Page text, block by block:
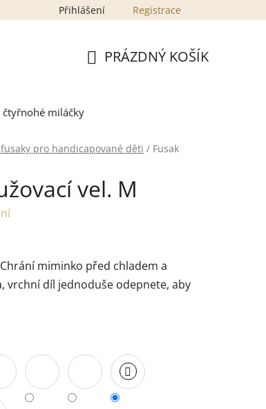
Přihlášení Registrace
PRÁZDNÝ KOŠÍK
čtyřnohé miláčky
fusaky pro handicapované děti / Fusak
vel. M
miminko před chladem a
vrchní díl jednoduše odepnete, aby